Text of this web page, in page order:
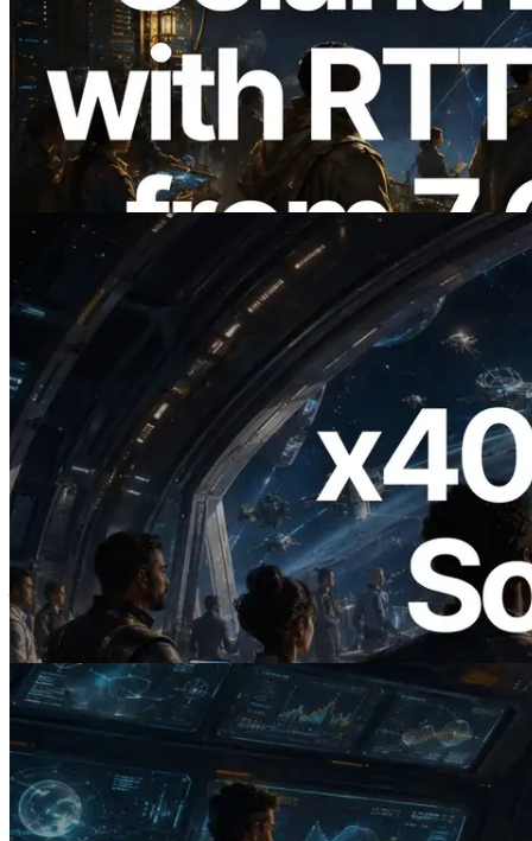
ERPC 擴展 Solana Leader Slot API：新
增全球 7 個區域的 Ping 測量 —
Validators Information API 同步上線
2026.07.04
ERPC 發布支援 x402 支付的 Solana RPC
— AI Agent 按需為 API 付款的時代開啟
閱讀此文章